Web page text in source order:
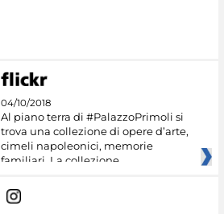
04/10/2018
Al piano terra di #PalazzoPrimoli si
trova una collezione di opere d’arte,
cimeli napoleonici, memorie
familiari. La collezione